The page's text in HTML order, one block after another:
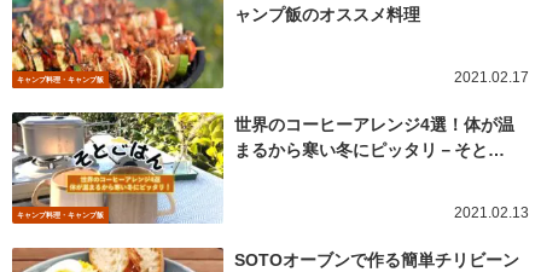
キャンプ料理・キャンプ飯
ャンプ飯のオススメ料理
2021.02.17
キャンプ料理・キャンプ飯
世界のコーヒーアレンジ4選！体が温
まるから寒い冬にピッタリ－そと…
2021.02.13
SOTOオーブンで作る簡単チリビーン